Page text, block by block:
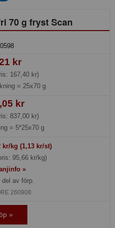
70 g fryst Scan
kr
167,40 kr)
= 25x70 g
kr
837,00 kr)
= 5*25x70 g
kr/kg (1,13 kr/st)
95,66 kr/kg)
»
del av förp.
260908
»